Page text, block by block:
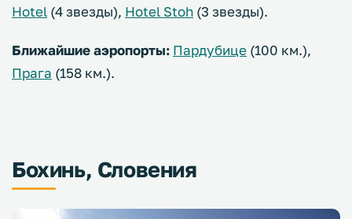
Hotel (4 звезды), Hotel Stoh (3 звезды).
Ближайшие аэропорты: Пардубице (100 км.),
Прага (158 км.).
Бохинь, Словения